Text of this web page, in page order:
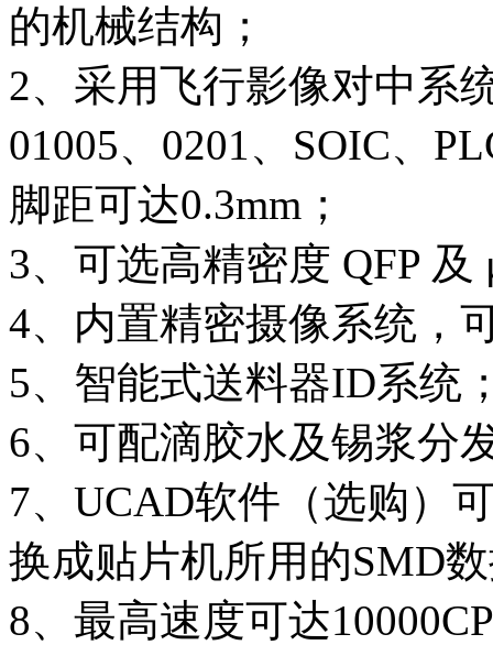
的机械结构；
2、采用飞行影像对中系
01005、0201、SOIC、
脚距可达0.3mm；
3、可选高精密度 QFP
4、内置精密摄像系统，
5、智能式送料器ID系统
6、可配滴胶水及锡浆分
7、UCAD软件（选购）
换成贴片机所用的SMD
8、最高速度可达